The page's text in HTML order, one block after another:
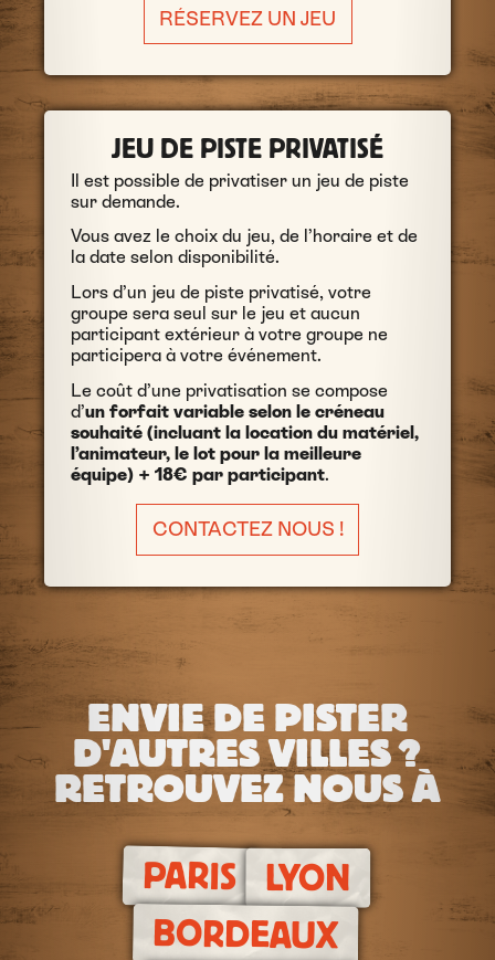
RÉSERVEZ UN JEU
JEU DE PISTE PRIVATISÉ
Il est possible de privatiser un jeu de piste
sur demande.
Vous avez le choix du jeu, de l’horaire et de
la date selon disponibilité.
Lors d’un jeu de piste privatisé, votre
groupe sera seul sur le jeu et aucun
participant extérieur à votre groupe ne
participera à votre événement.
Le coût d’une privatisation se compose
d’un forfait variable selon le créneau
souhaité (incluant la location du matériel,
l’animateur, le lot pour la meilleure
équipe) + 18€ par participant.
CONTACTEZ NOUS !
ENVIE DE PISTER
D'AUTRES VILLES ?
RETROUVEZ NOUS À
PARIS LYON
BORDEAUX